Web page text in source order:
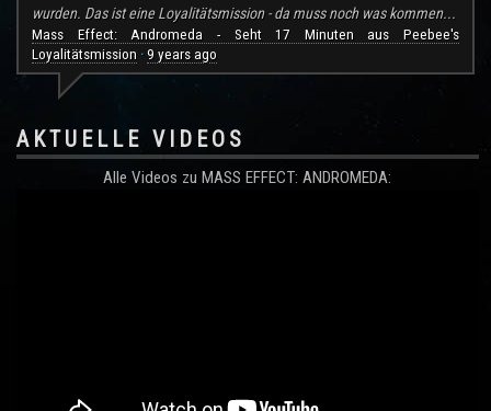
wurden. Das ist eine Loyalitätsmission - da muss noch was kommen...
Mass Effect: Andromeda - Seht 17 Minuten aus Peebee's
Loyalitätsmission · 9 years ago
AKTUELLE VIDEOS
Alle Videos zu MASS EFFECT: ANDROMEDA: